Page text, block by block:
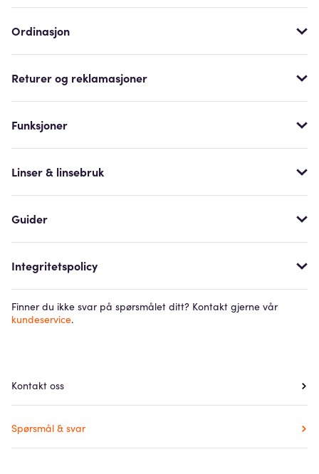
Ordinasjon
Returer og reklamasjoner
Funksjoner
Linser & linsebruk
Guider
Integritetspolicy
Finner du ikke svar på spørsmålet ditt? Kontakt gjerne vår
kundeservice.
Kontakt oss
Spørsmål & svar